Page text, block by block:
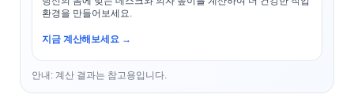
환경을 만들어보세요.
지금 계산해보세요 →
안내: 계산 결과는 참고용입니다.